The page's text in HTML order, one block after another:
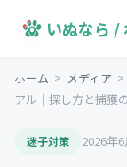
いぬなら /
ホーム > メディア >
アル｜探し方と捕獲
迷子対策 2026年